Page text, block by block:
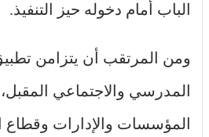
الباب أمام دخوله حيز التنفيذ.
ومن المرتقب أن يتزامن
المدرسي والاجتماعي
المؤسسات والإدارات وقطاع